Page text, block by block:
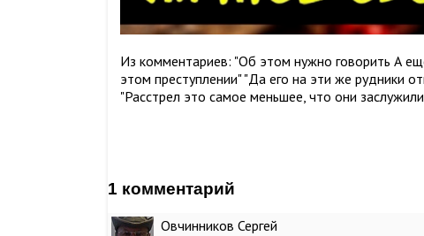
Из комментариев: "Об этом нужно говорить А
этом преступлении" "Да его на эти же рудники
"Расстрел это самое меньшее, что они
1 комментарий
Овчинников Сергей